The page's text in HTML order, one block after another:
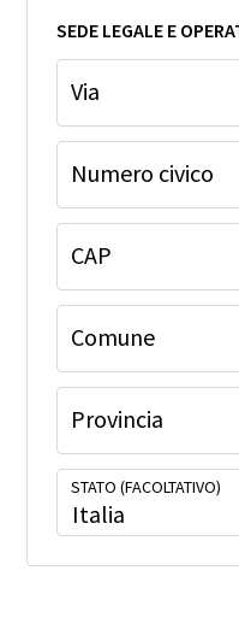
SEDE LEGALE E
Via
Numero civico
CAP
Comune
Provincia
STATO (FACOLTATIVO)
Italia